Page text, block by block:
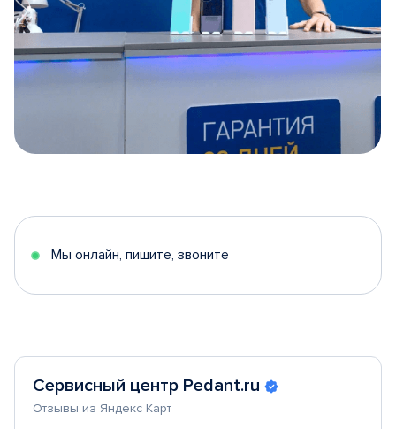
5
Мы онлайн, пишите, звоните
Сервисный центр Pedant.ru
Отзывы из Яндекс Карт